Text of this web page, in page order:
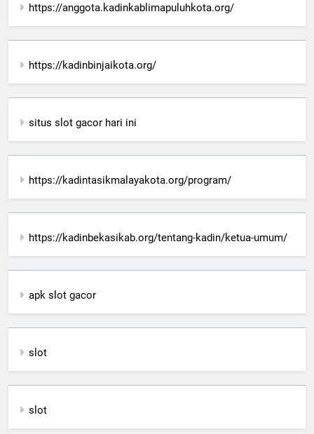
https://anggota.kadinkablimapuluhkota.org/
https://kadinbinjaikota.org/
situs slot gacor hari ini
https://kadintasikmalayakota.org/program/
https://kadinbekasikab.org/tentang-kadin/ketua-umum/
apk slot gacor
slot
slot